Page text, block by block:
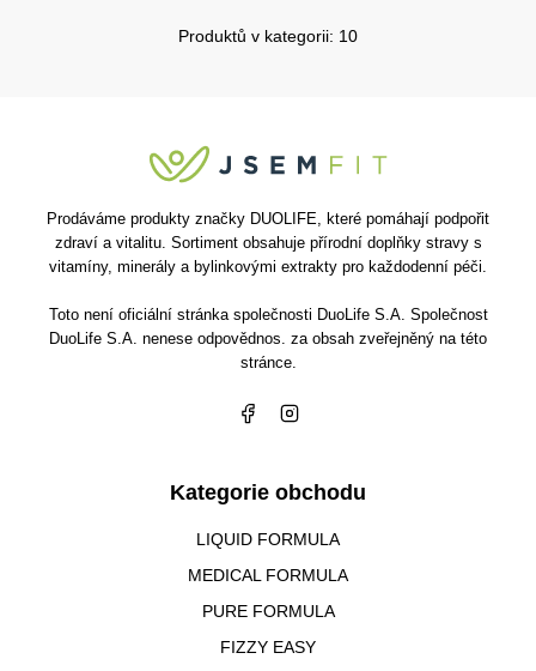
Produktů v kategorii: 10
Prodáváme produkty značky DUOLIFE, které pomáhají podpořit
zdraví a vitalitu. Sortiment obsahuje přírodní doplňky stravy s
vitamíny, minerály a bylinkovými extrakty pro každodenní péči.
Toto není oficiální stránka společnosti DuoLife S.A. Společnost
DuoLife S.A. nenese odpovědnos. za obsah zveřejněný na této
stránce.
Kategorie obchodu
LIQUID FORMULA
MEDICAL FORMULA
PURE FORMULA
FIZZY EASY